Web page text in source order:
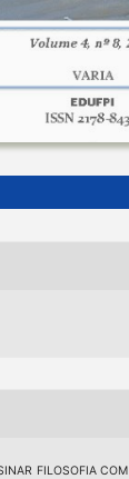
FILOSOFIA